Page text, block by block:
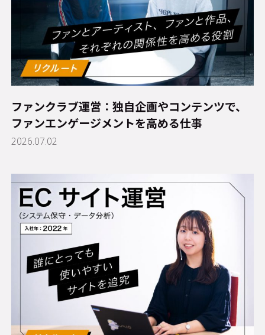
ファンクラブ運営：独自企画やコンテンツで、
ファンエンゲージメントを高める仕事
2026.07.02